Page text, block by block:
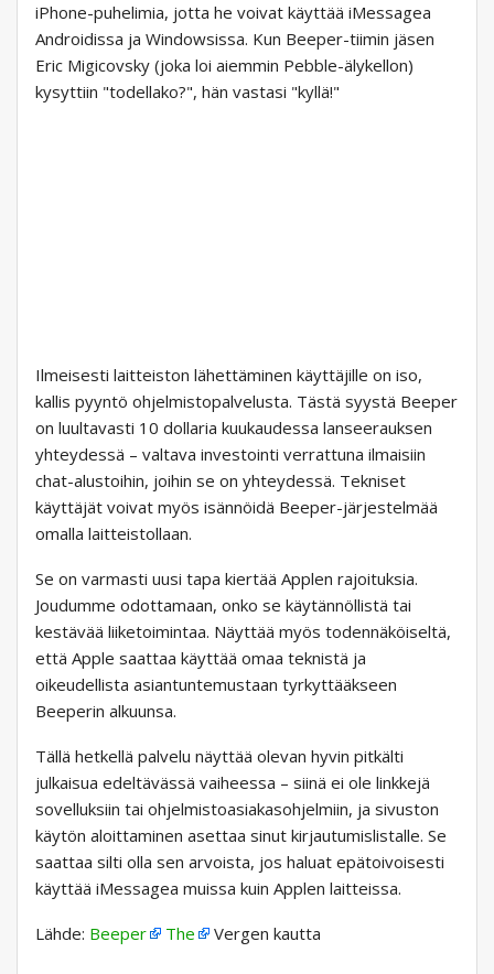
iPhone-puhelimia, jotta he voivat käyttää iMessagea
Androidissa ja Windowsissa. Kun Beeper-tiimin jäsen
Eric Migicovsky (joka loi aiemmin Pebble-älykellon)
kysyttiin "todellako?", hän vastasi "kyllä!"
Ilmeisesti laitteiston lähettäminen käyttäjille on iso,
kallis pyyntö ohjelmistopalvelusta. Tästä syystä Beeper
on luultavasti 10 dollaria kuukaudessa lanseerauksen
yhteydessä – valtava investointi verrattuna ilmaisiin
chat-alustoihin, joihin se on yhteydessä. Tekniset
käyttäjät voivat myös isännöidä Beeper-järjestelmää
omalla laitteistollaan.
Se on varmasti uusi tapa kiertää Applen rajoituksia.
Joudumme odottamaan, onko se käytännöllistä tai
kestävää liiketoimintaa. Näyttää myös todennäköiseltä,
että Apple saattaa käyttää omaa teknistä ja
oikeudellista asiantuntemustaan ​​tyrkyttääkseen
Beeperin alkuunsa.
Tällä hetkellä palvelu näyttää olevan hyvin pitkälti
julkaisua edeltävässä vaiheessa – siinä ei ole linkkejä
sovelluksiin tai ohjelmistoasiakasohjelmiin, ja sivuston
käytön aloittaminen asettaa sinut kirjautumislistalle. Se
saattaa silti olla sen arvoista, jos haluat epätoivoisesti
käyttää iMessagea muissa kuin Applen laitteissa.
Lähde: Beeper The Vergen kautta